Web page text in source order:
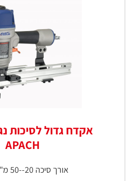
APACH
אורך סיכה 20--50 מ"מ רוחב